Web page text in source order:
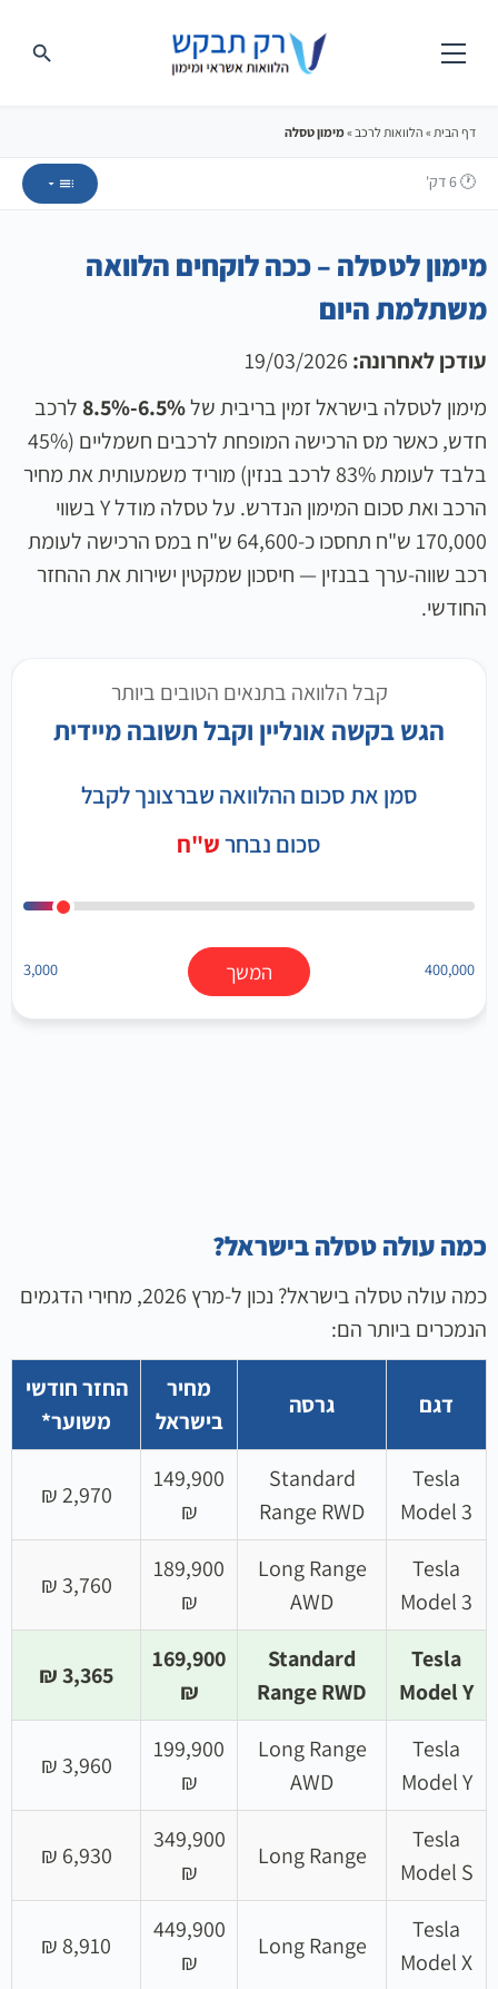
דף הבית» הלוואות לרכב»מימון טסלה
🕐 6 דק'
מימון לטסלה – ככה לוקחים הלוואה
משתלמת היום
עודכן לאחרונה:
מימון לטסלה בישראל זמין בריבית של6.5%-8.5%
לרכב
חדש, כאשר מס הרכישה המופחת לרכבים חשמליים (45%
בלבד לעומת 83% לרכב בנזין) מוריד משמעותית את מחיר
הרכב ואת סכום המימון הנדרש. על טסלה מודל Y בשווי
170,000 ש"ח תחסכו כ-64,600 ש"ח במס הרכישה לעומת
רכב שווה-ערך בבנזין — חיסכון שמקטין ישירות את ההחזר
החודשי.
קבל הלוואה בתנאים הטובים ביותר
הגש בקשה אונליין וקבל תשובה מיידית
סמן את סכום ההלוואה שברצונך לקבל
סכום נבחרש"ח
3,000 400,000 המשך
כמה עולה טסלה בישראל?
כמה עולה טסלה בישראל? נכון ל-מרץ 2026, מחירי הדגמים
הנמכרים ביותר הם:
דגם גרסה
מחיר
בישראל
החזר חודשי
משוער*
Tesla
Model 3
Standard
Range RWD
149,900
₪
2,970 ₪
Tesla
Model 3
Long Range
AWD
189,900
₪
3,760 ₪
Tesla
Model Y
Standard
Range RWD
169,900
₪
3,365 ₪
Tesla
Model Y
Long Range
AWD
199,900
₪
3,960 ₪
Tesla
Model S
Long Range
349,900
₪
6,930 ₪
Tesla
Model X
Long Range
449,900
₪
8,910 ₪